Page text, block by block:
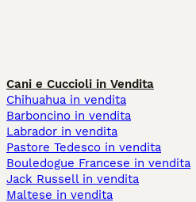
Cani e Cuccioli in Vendita
Chihuahua in vendita
Barboncino in vendita
Labrador in vendita
Pastore Tedesco in vendita
Bouledogue Francese in vendita
Jack Russell in vendita
Maltese in vendita